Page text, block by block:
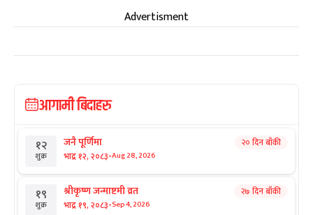
Advertisment
आगामी बिदाहरु
१२
शुक्र
जनै पूर्णिमा
भाद्र १२, २०८३-Aug 28, 2026
२० दिन बाँकी
१९
शुक्र
श्रीकृष्ण जन्माष्टमी व्रत
भाद्र १९, २०८३-Sep 4, 2026
२७ दिन बाँकी